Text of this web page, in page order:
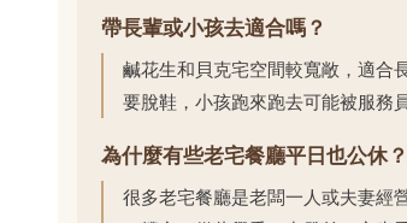
帶長輩或小孩去適合嗎？
鹹花生和貝克宅空間較寬敞，適合
要脫鞋，小孩跑來跑去可能被服務
為什麼有些老宅餐廳平日也公休？
很多老宅餐廳是老闆一人或夫妻經